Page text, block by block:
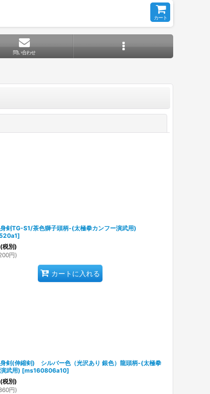
カート
問い合わせ
剣TG-S1/茶色獅子頭柄-(太極拳カンフー演武用)
]
(税別)
円)
カートに入れる
剣(伸縮剣) シルバー色（光沢あり 銀色）龍頭柄-(太極拳
武用) [ms160806a10]
(税別)
円)